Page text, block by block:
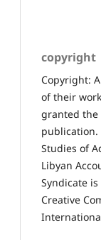
copyright
Copyright:
of their
granted
publication.
Studies of
Libyan
Syndicate
Creative